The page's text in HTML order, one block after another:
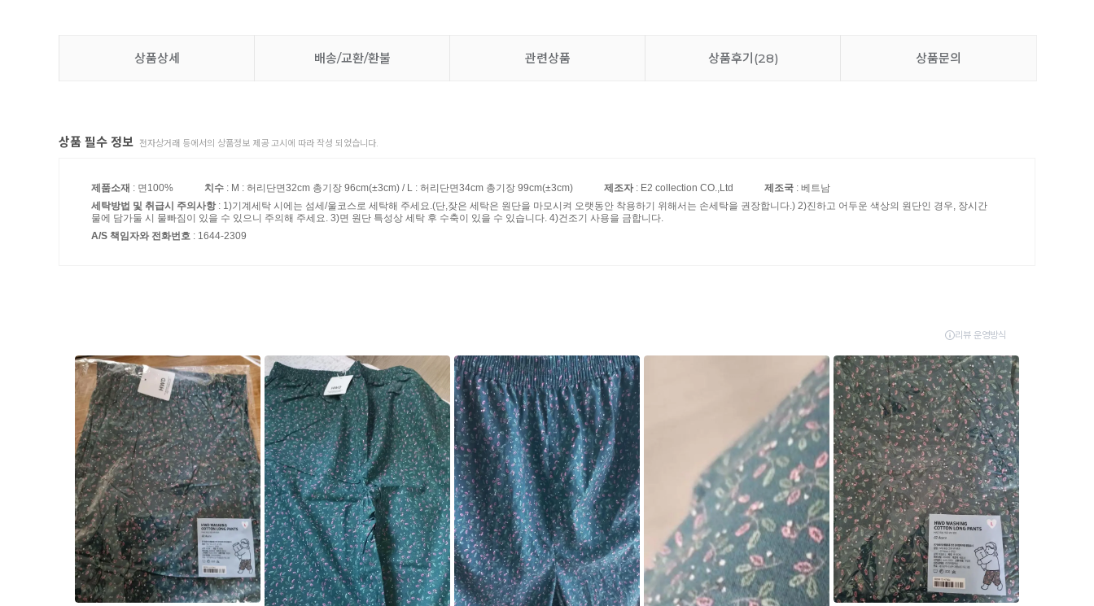
상품상세 배송/교환/환불 관련상품 상품후기(28) 상품문의
상품 필수 정보 전자상거래 등에서의 상품정보 제공 고시에 따라 작성 되었습니다.
제품소재 : 면100% 치수 : M : 허리단면32cm 총기장 96cm(±3cm) / L : 허리단면34cm 총기장 99cm(±3cm) 제조자: E2 collection CO.,Ltd 제조국 : 베트남
세탁방법 및 취급시 주의사항: 1)기계세탁 시에는 섬세/울코스로 세탁해 주세요.(단,잦은 세탁은 원단을 마모시켜 오랫동안 착용하기 위해서는 손세탁을 권장합니다.) 2)진하고 어두운 색상의 원단인 경우, 장시간
물에 담가둘 시 물빠짐이 있을 수 있으니 주의해 주세요. 3)면 원단 특성상 세탁 후 수축이 있을 수 있습니다. 4)건조기 사용을 금합니다.
A/S 책임자와 전화번호 : 1644-2309